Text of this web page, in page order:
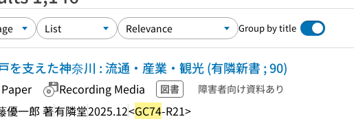
Group by title
を支えた神奈川 : 流通・産業・観光 (有隣新書 ; 90)
Paper Recording Media 図書 障害者向け資料あり
優一郎 著有隣堂2025.12<GC74-R21>